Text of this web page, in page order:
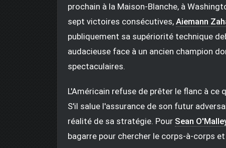
prochain à la Maison-Blanche, à
sept victoires consécutives, Aiemann
publiquement sa supériorité technique
audacieuse face à un ancien champion
spectaculaires.
L'Américain refuse de prêter le flanc à
S'il salue l'assurance de son futur
réalité de sa stratégie. Pour Sean
bagarre pour chercher le corps-à-corps